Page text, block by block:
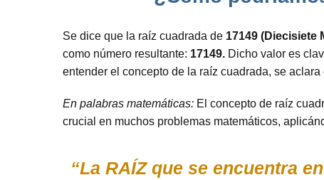
Se dice que la raíz cuadrada de 17149 (Diecisiete
como número resultante: 17149. Dicho valor es
entender el concepto de la raíz cuadrada, se
En palabras matemáticas: El concepto de raíz
crucial en muchos problemas matemáticos,
“La RAÍZ que se encuentra